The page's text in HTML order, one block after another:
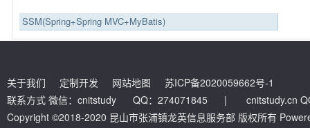
SSM(Spring+Spring MVC+MyBatis)
关于我们 定制开发 网站地图
苏ICP备2020059662号-1
联系方式 微信：cnitstudy QQ：274071845
|
cnitstudy.cn
Copyright ©2018-2020 昆山市张浦镇龙英信息服务部 版权所有